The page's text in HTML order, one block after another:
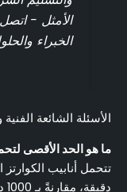
الأمثل -
الخبراء
الأسئلة الشائعة الفنية
ما هو الحد الأقصى